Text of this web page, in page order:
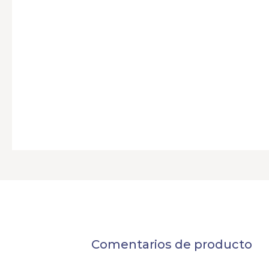
Comentarios de producto